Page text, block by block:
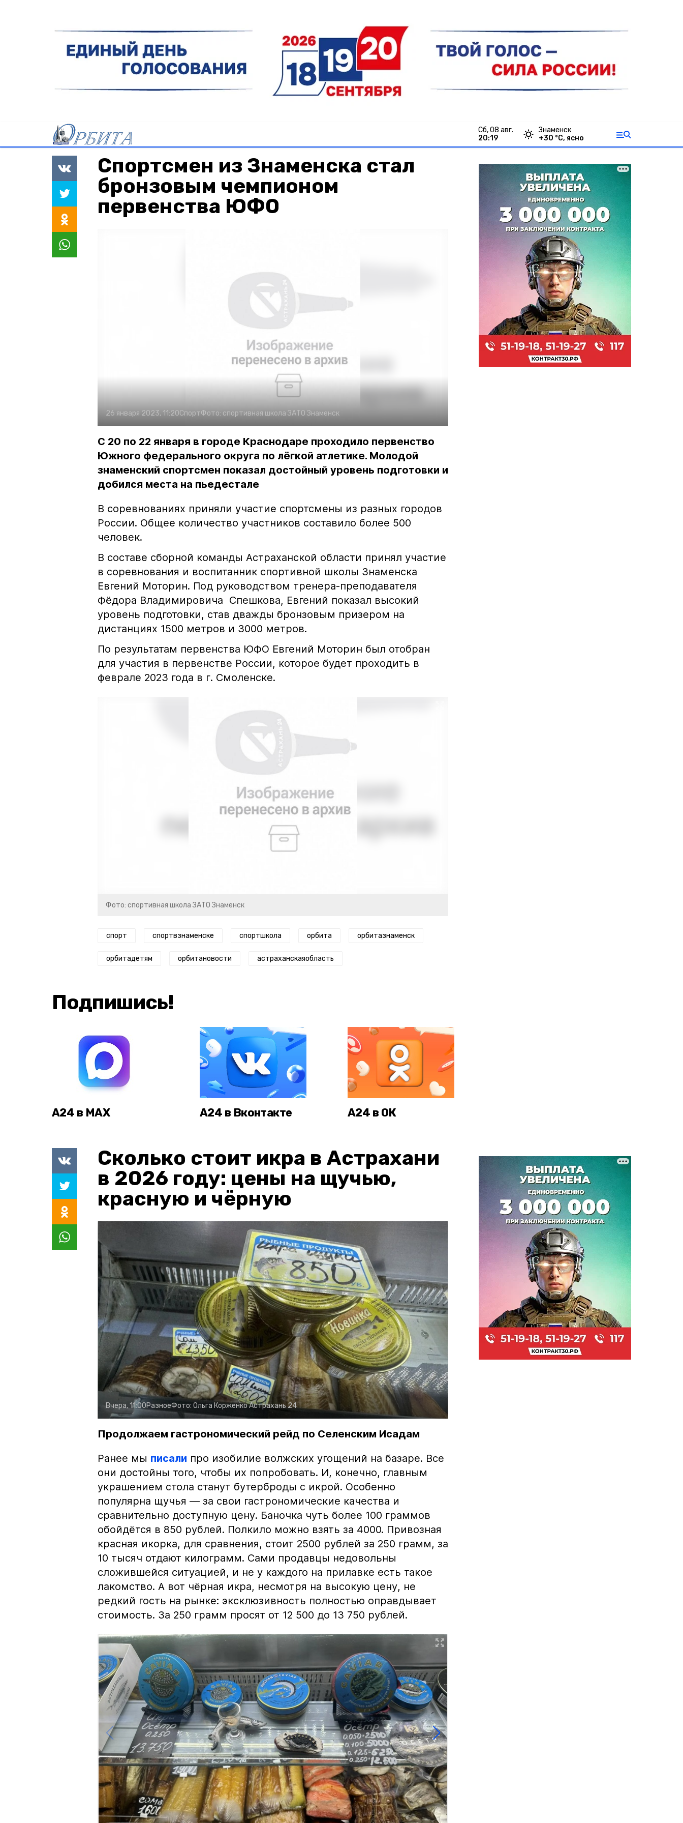
сб, 08 авг.
20:19
Знаменск
+30 °С, ясно
Спортсмен из Знаменска стал
бронзовым чемпионом
первенства ЮФО
26 января 2023, 11:20СпортФото: спортивная школа ЗАТО Знаменск
С 20 по 22 января в городе Краснодаре проходило первенство
Южного федерального округа по лёгкой атлетике. Молодой
знаменский спортсмен показал достойный уровень подготовки и
добился места на пьедестале
В соревнованиях приняли участие спортсмены из разных городов
России. Общее количество участников составило более 500
человек.
В составе сборной команды Астраханской области принял участие
в соревнования и воспитанник спортивной школы Знаменска
Евгений Моторин. Под руководством тренера-преподавателя
Фёдора Владимировича Спешкова, Евгений показал высокий
уровень подготовки, став дважды бронзовым призером на
дистанциях 1500 метров и 3000 метров.
По результатам первенства ЮФО Евгений Моторин был отобран
для участия в первенстве России, которое будет проходить в
феврале 2023 года в г. Смоленске.
Фото: спортивная школа ЗАТО Знаменск
спорт спортвзнаменске спортшкола орбита орбитазнаменск
орбитадетям орбитановости астраханскаяобласть
Подпишись!
А24 в MAX А24 в Вконтакте А24 в ОК
Сколько стоит икра в Астрахани
в 2026 году: цены на щучью,
красную и чёрную
Вчера, 11:00РазноеФото: Ольга КорженкоАстрахань 24
Продолжаем гастрономический рейд по Селенским Исадам
Ранее мы писали про изобилие волжских угощений на базаре. Все
они достойны того, чтобы их попробовать. И, конечно, главным
украшением стола станут бутерброды с икрой. Особенно
популярна щучья — за свои гастрономические качества и
сравнительно доступную цену. Баночка чуть более 100 граммов
обойдётся в 850 рублей. Полкило можно взять за 4000. Привозная
красная икорка, для сравнения, стоит 2500 рублей за 250 грамм, за
10 тысяч отдают килограмм. Сами продавцы недовольны
сложившейся ситуацией, и не у каждого на прилавке есть такое
лакомство. А вот чёрная икра, несмотря на высокую цену, не
редкий гость на рынке: эксклюзивность полностью оправдывает
стоимость. За 250 грамм просят от 12 500 до 13 750 рублей.